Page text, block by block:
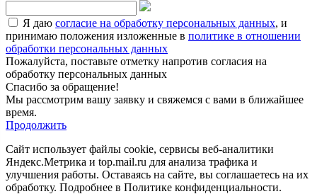
Я даю согласие на обработку персональных данных, и
принимаю положения изложенные в политике в отношении
обработки персональных данных
Пожалуйста, поставьте отметку напротив согласия на
обработку персональных данных
Спасибо за обращение!
Мы рассмотрим вашу заявку и свяжемся с вами в ближайшее
время.
Продолжить
Сайт использует файлы cookie, сервисы веб-аналитики
Яндекс.Метрика и top.mail.ru для анализа трафика и
улучшения работы. Оставаясь на сайте, вы соглашаетесь на их
обработку. Подробнее в Политике конфиденциальности.